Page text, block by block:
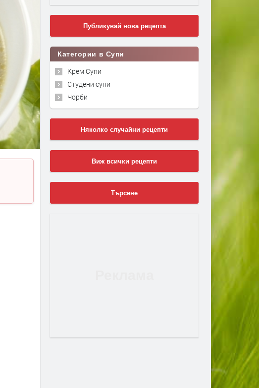
Публикувай нова рецепта
Категории в Супи
Крем Супи
Студени супи
Чорби
Няколко случайни рецепти
Виж всички рецепти
Търсене